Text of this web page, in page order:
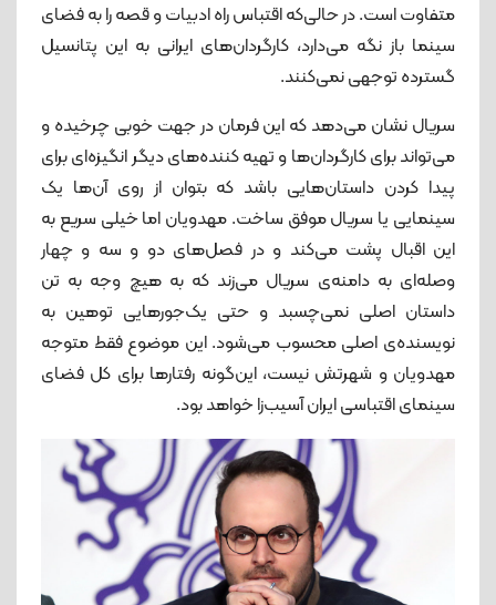
متفاوت است. در حالی‌که اقتباس راه ادبیات و قصه را به فضای
سینما باز نگه می‌دارد، کارگردان‌های ایرانی به این پتانسیل
گسترده توجهی نمی‌کنند.
سریال نشان می‌دهد که این فرمان در جهت خوبی چرخیده و
می‌تواند برای کارگردان‌ها و تهیه کننده‌های دیگر انگیزه‌ای برای
پیدا کردن داستان‌هایی باشد که بتوان از روی آن‌ها یک
سینمایی یا سریال موفق ساخت. مهدویان اما خیلی سریع به
این اقبال پشت می‌کند و در فصل‌های دو و سه و چهار
وصله‌ای به دامنه‌ی سریال می‌زند که به‌ هیچ وجه به تن
داستان اصلی نمی‌چسبد و حتی یک‌جورهایی توهین به
نویسنده‌ی اصلی محسوب می‌شود. این موضوع فقط متوجه
مهدویان و شهرتش نیست، این‌گونه رفتارها برای کل فضای
سینمای اقتباسی ایران آسیب‌زا خواهد بود.